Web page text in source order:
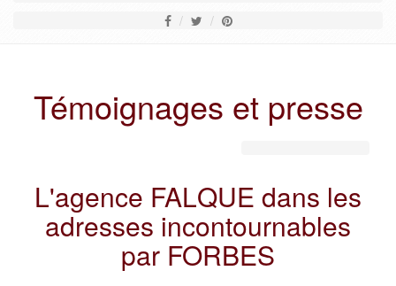
Témoignages et presse
L'agence FALQUE dans les
adresses incontournables
par FORBES